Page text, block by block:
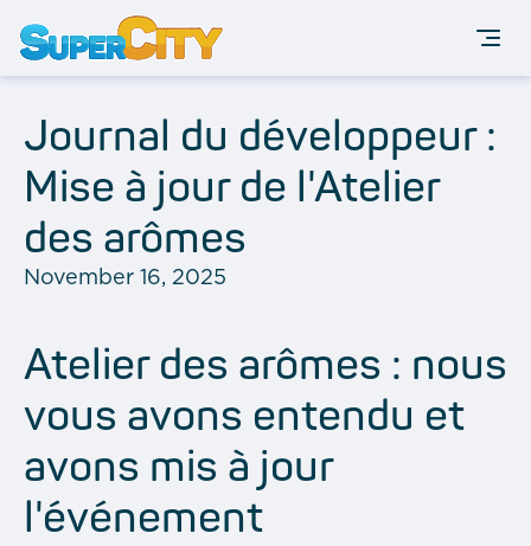
Journal du développeur :
Mise à jour de l'Atelier
des arômes
November 16, 2025
Atelier des arômes : nous
vous avons entendu et
avons mis à jour
l'événement